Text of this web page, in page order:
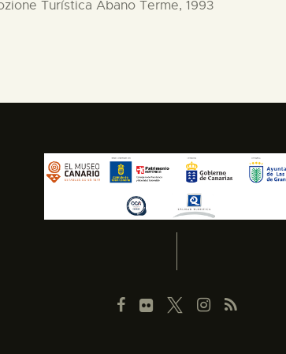
Turística Abano Terme, 1993